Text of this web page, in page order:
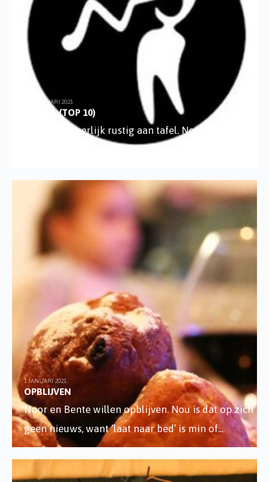
19 FEBRUARI 2021
SUKKEL (TOP 10)
We zitten heerlijk rustig aan tafel. Net zoals in
1 JANUARI 2021
OPBLIJVEN
Noor en Bente willen opblijven. Nou is dat op zich
geen nieuws, want ‘laat naar bed’ is min of...